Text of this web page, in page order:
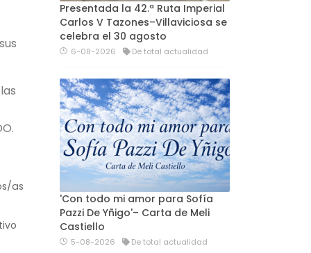
as
Presentada la 42.ª Ruta Imperial
Carlos V Tazones–Villaviciosa se
celebra el 30 agosto
6-08-2026 De total actualidad
'Con todo mi amor para Sofía
Pazzi De Yñigo'– Carta de Meli
Castiello
5-08-2026 De total actualidad